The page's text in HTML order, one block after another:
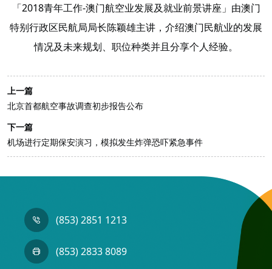
「2018青年工作-澳门航空业发展及就业前景讲座」由澳门
特别行政区民航局局长陈颖雄主讲，介绍澳门民航业的发展
情况及未来规划、职位种类并且分享个人经验。
上一篇
北京首都航空事故调查初步报告公布
下一篇
机场进行定期保安演习，模拟发生炸弹恐吓紧急事件
(853) 2851 1213
(853) 2833 8089